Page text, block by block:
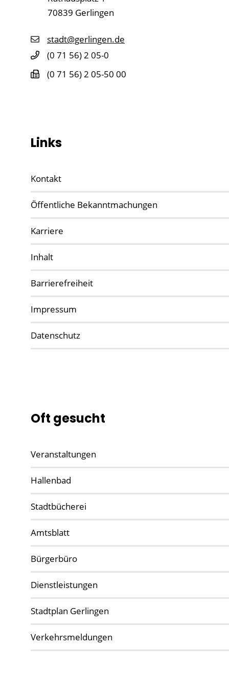
70839 Gerlingen
stadt@gerlingen.de
(0 71 56) 2 05-0
(0 71 56) 2 05-50 00
Links
Kontakt
Öffentliche Bekanntmachungen
Karriere
Inhalt
Barrierefreiheit
Impressum
Datenschutz
Oft gesucht
Veranstaltungen
Hallenbad
Stadtbücherei
Amtsblatt
Bürgerbüro
Dienstleistungen
Stadtplan Gerlingen
Verkehrsmeldungen